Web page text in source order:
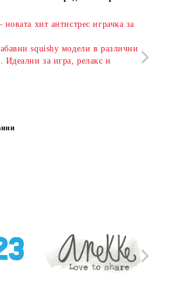
хит антистрес играчка за
squishy модели в различни
Идеални за игра, релакс и